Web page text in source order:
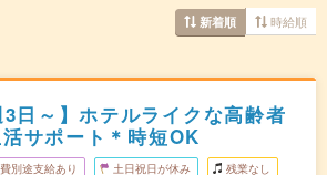
新着順 時給順
3日～】ホテルライクな高齢者
サポート＊時短OK
別途支給あり 土日祝日が休み 残業なし